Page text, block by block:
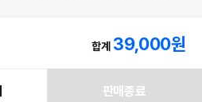
합계 39,000원
판매종료